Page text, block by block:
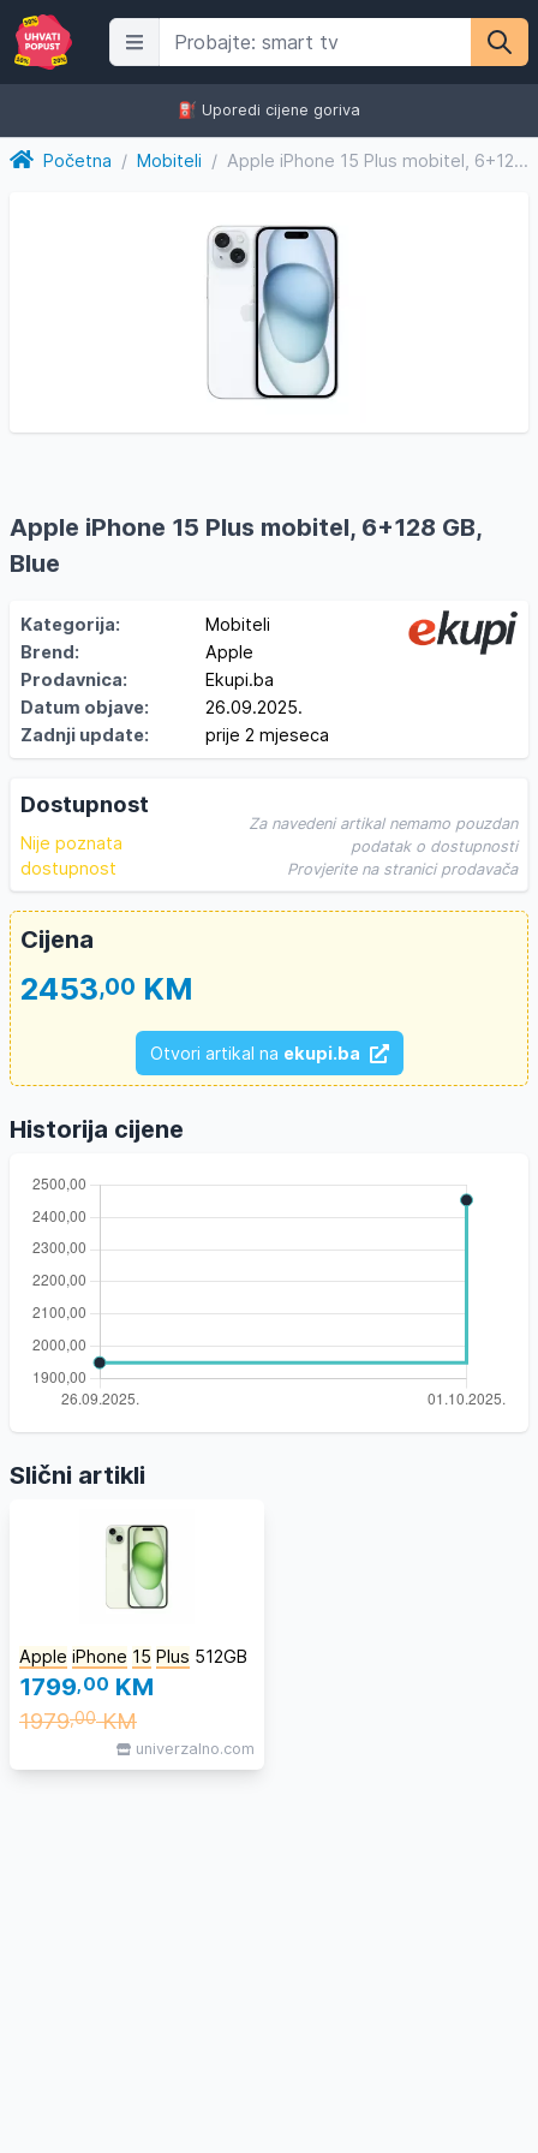
⛽️ Uporedi cijene goriva
Početna / Mobiteli / Apple iPhone 15 Plus mobitel, 6+128 GB, Blue
Apple iPhone 15 Plus mobitel, 6+128 GB,
Blue
Kategorija:
Mobiteli
Brend:
Apple
Prodavnica:
Ekupi.ba
Datum objave:
26.09.2025.
Zadnji update:
prije 2 mjeseca
Dostupnost
Nije poznata
dostupnost
Za navedeni artikal nemamo pouzdan
podatak o dostupnosti
Provjerite na stranici prodavača
Cijena
2453,00 KM
Otvori artikal na ekupi.ba
Historija cijene
Slični artikli
Apple iPhone 15 Plus 512GB
1799,00 KM
1979,00KM
univerzalno.com